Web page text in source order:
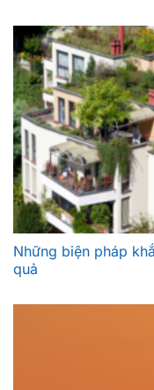
Những biện pháp
quả